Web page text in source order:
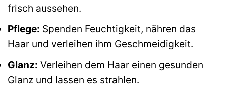
frisch aussehen.
Pflege: Spenden Feuchtigkeit, nähren das
Haar und verleihen ihm Geschmeidigkeit.
Glanz: Verleihen dem Haar einen gesunden
Glanz und lassen es strahlen.